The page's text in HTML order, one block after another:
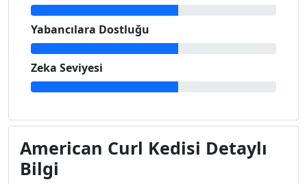
Yabancılara Dostluğu
Zeka Seviyesi
American Curl Kedisi Detaylı
Bilgi